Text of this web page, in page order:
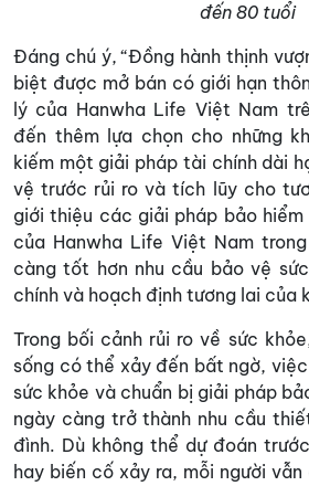
đến 80 tuổi
Đáng chú ý, “Đồng hành thịnh
biệt được mở bán có giới hạn
lý của Hanwha Life Việt Nam
đến thêm lựa chọn cho những
kiếm một giải pháp tài chính dài
vệ trước rủi ro và tích lũy cho
giới thiệu các giải pháp bảo
của Hanwha Life Việt Nam
càng tốt hơn nhu cầu bảo vệ
chính và hoạch định tương lai của
Trong bối cảnh rủi ro về sức
sống có thể xảy đến bất ngờ,
sức khỏe và chuẩn bị giải pháp
ngày càng trở thành nhu cầu
đình. Dù không thể dự đoán
hay biến cố xảy ra, mỗi người